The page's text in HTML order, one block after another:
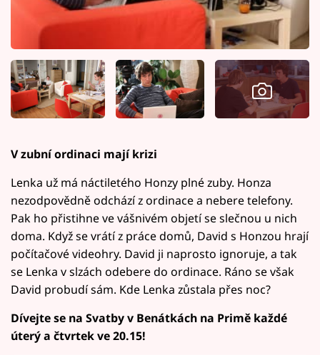
V zubní ordinaci mají krizi
Lenka už má náctiletého Honzy plné zuby. Honza
nezodpovědně odchází z ordinace a nebere telefony.
Pak ho přistihne ve vášnivém objetí se slečnou u nich
doma. Když se vrátí z práce domů, David s Honzou hrají
počítačové videohry. David ji naprosto ignoruje, a tak
se Lenka v slzách odebere do ordinace. Ráno se však
David probudí sám. Kde Lenka zůstala přes noc?
Dívejte se na Svatby v Benátkách na Primě každé
úterý a čtvrtek ve 20.15!